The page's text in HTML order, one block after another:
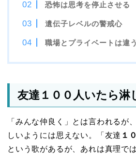
恐怖は思考を停止させる
遺伝子レベルの警戒心
職場とプライベートは違う
友達１００人いたら淋
「みんな仲良く」とは言われるが
しいようには思えない。「友達 １
という歌があるが、あれは真理で